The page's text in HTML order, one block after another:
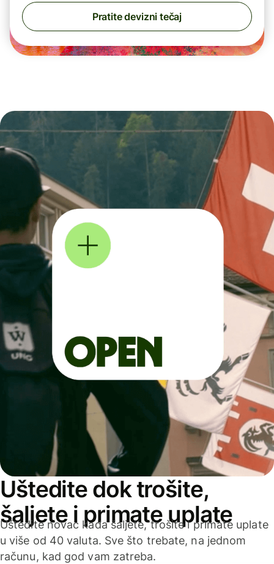
Pratite devizni tečaj
Uštedite dok trošite,
šaljete i primate uplate
Uštedite novac kada šaljete, trošite i primate uplate
u više od 40 valuta. Sve što trebate, na jednom
računu, kad god vam zatreba.